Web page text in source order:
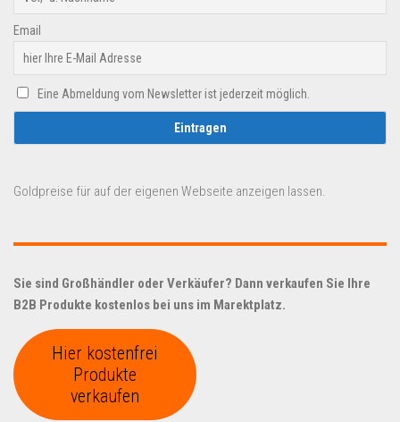
Email
Eine Abmeldung vom Newsletter ist jederzeit möglich.
Goldpreise für auf der eigenen Webseite anzeigen lassen.
Sie sind Großhändler oder Verkäufer? Dann verkaufen Sie Ihre
B2B Produkte kostenlos bei uns im Marektplatz.
Hier kostenfrei
Produkte
verkaufen